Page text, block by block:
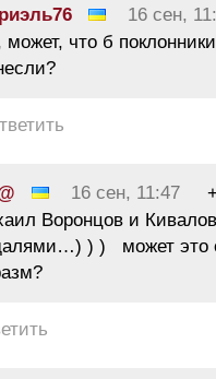
16 сен,
может, что б
16 сен, 11:47
Воронцов и
) ) может это